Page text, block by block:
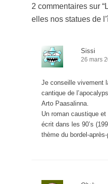
2 commentaires sur “
elles nos statues de
Sissi
26 mars
Je conseille vivement
cantique de
Arto Paasalinna.
Un roman caustique
écrit dans les 90’s
thème du bordel-